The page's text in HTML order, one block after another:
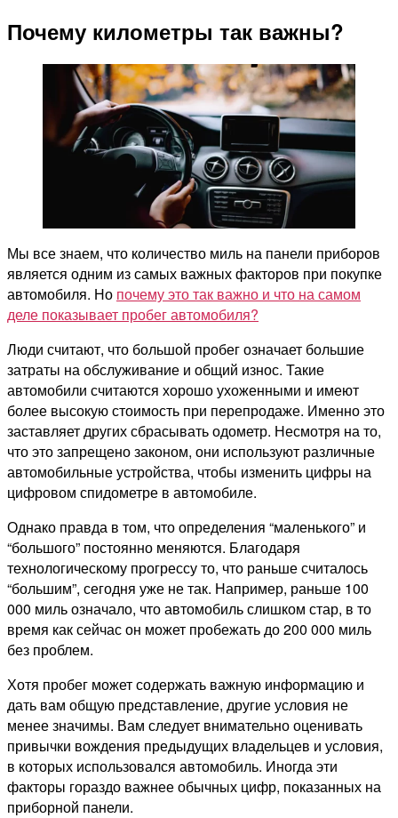
Почему километры так важны?
Мы все знаем, что количество миль на панели приборов
является одним из самых важных факторов при покупке
автомобиля. Но почему это так важно и что на самом
деле показывает пробег автомобиля?
Люди считают, что большой пробег означает большие
затраты на обслуживание и общий износ. Такие
автомобили считаются хорошо ухоженными и имеют
более высокую стоимость при перепродаже. Именно это
заставляет других сбрасывать одометр. Несмотря на то,
что это запрещено законом, они используют различные
автомобильные устройства, чтобы изменить цифры на
цифровом спидометре в автомобиле.
Однако правда в том, что определения “маленького” и
“большого” постоянно меняются. Благодаря
технологическому прогрессу то, что раньше считалось
“большим”, сегодня уже не так. Например, раньше 100
000 миль означало, что автомобиль слишком стар, в то
время как сейчас он может пробежать до 200 000 миль
без проблем.
Хотя пробег может содержать важную информацию и
дать вам общую представление, другие условия не
менее значимы. Вам следует внимательно оценивать
привычки вождения предыдущих владельцев и условия,
в которых использовался автомобиль. Иногда эти
факторы гораздо важнее обычных цифр, показанных на
приборной панели.